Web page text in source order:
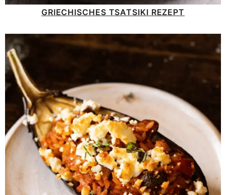
GRIECHISCHES TSATSIKI REZEPT